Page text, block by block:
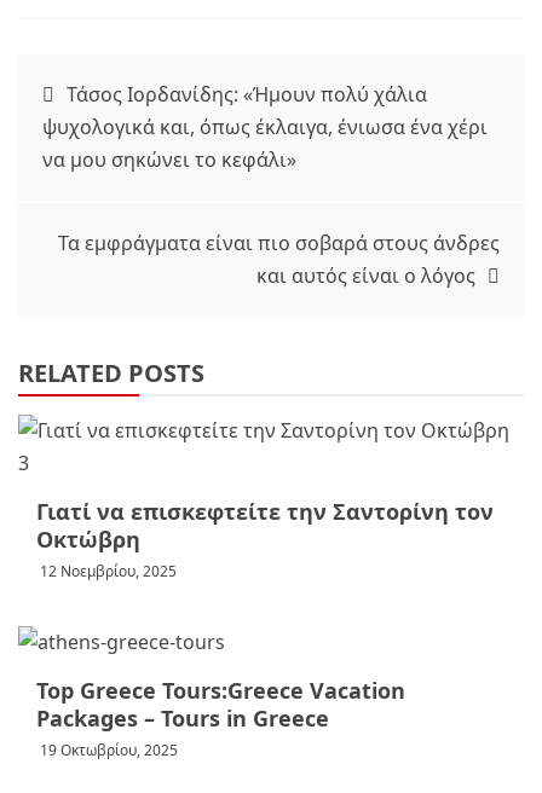
Πλοήγηση
άρθρων
Τάσος Ιορδανίδης: «Ήμουν πολύ χάλια
ψυχολογικά και, όπως έκλαιγα, ένιωσα ένα χέρι
να μου σηκώνει το κεφάλι»
Τα εμφράγματα είναι πιο σοβαρά στους άνδρες
και αυτός είναι ο λόγος
RELATED POSTS
Γιατί να επισκεφτείτε την Σαντορίνη τον
Οκτώβρη
12 Νοεμβρίου, 2025
Top Greece Tours:Greece Vacation
Packages – Tours in Greece
19 Οκτωβρίου, 2025